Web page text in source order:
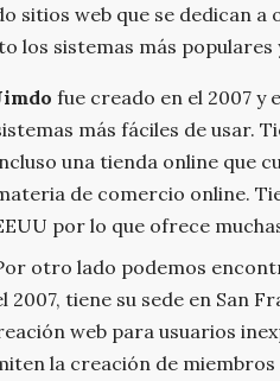
sitios web que se dedican
los sistemas más
fue creado en el 2007 y
más fáciles de usar.
una tienda online que
de comercio online.
por lo que ofrece
otro lado podemos
2007, tiene su sede en San
web para usuarios
la creación de